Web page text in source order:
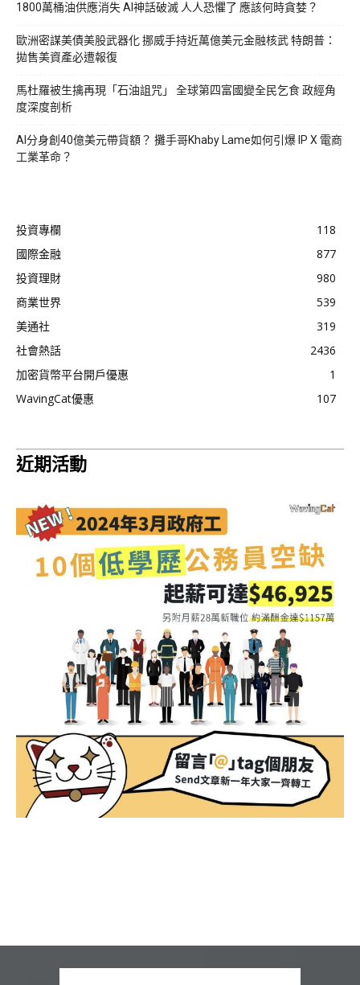
1800萬桶油供應消失 AI神話破滅 人人恐懼了 應該何時貪婪？
歐洲密謀美債美股武器化 挪威手持近萬億美元金融核武 特朗普：
拋售美資產必遭報復
馬杜羅被生擒再現「石油詛咒」 全球第四富國變全民乞食 政經角
度深度剖析
AI分身創40億美元帶貨額？ 攤手哥Khaby Lame如何引爆 IP X 電商
工業革命？
投資專欄
118
國際金融
877
投資理財
980
商業世界
539
美通社
319
社會熱話
2436
加密貨幣平台開戶優惠
1
WavingCat優惠
107
近期活動